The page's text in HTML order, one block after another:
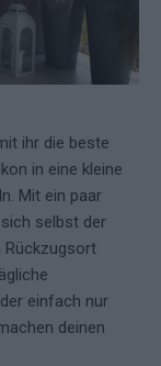
ihr die beste
in eine kleine
Mit ein paar
selbst der
Rückzugsort
einfach nur
deinen